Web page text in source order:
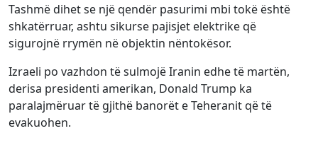
Tashmë dihet se një qendër pasurimi mbi tokë është
shkatërruar, ashtu sikurse pajisjet elektrike që
sigurojnë rrymën në objektin nëntokësor.
Izraeli po vazhdon të sulmojë Iranin edhe të martën,
derisa presidenti amerikan, Donald Trump ka
paralajmëruar të gjithë banorët e Teheranit që të
evakuohen.